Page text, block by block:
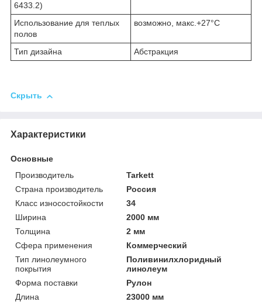
6433.2)
Использование для теплых
полов
возможно, макс.+27°С
Тип дизайна Абстракция
Скрыть
Характеристики
Основные
Производитель
Tarkett
Страна производитель
Россия
Класс износостойкости
34
Ширина
2000 мм
Толщина
2 мм
Сфера применения
Коммерческий
Тип линолеумного
покрытия
Поливинилхлоридный
линолеум
Форма поставки
Рулон
Длина
23000 мм